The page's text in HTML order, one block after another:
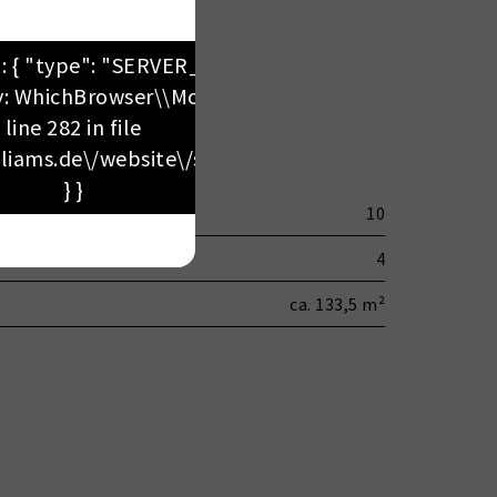
10
4
ca. 133,5 m²
"type": "SERVER_ERROR", "description":
WhichBrowser\\Model\\Device::$model on
line 282 in file
website\/src\/Domain\/Request\/Utils\/
} }